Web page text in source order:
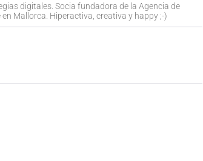
digitales. Socia fundadora de la Agencia de
Mallorca. Hiperactiva, creativa y happy ;-)